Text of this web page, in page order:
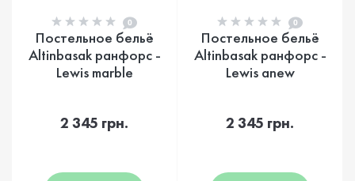
0
Постельное бельё
Altinbasak ранфорс -
Lewis marble
2 345 грн.
0
Постельное бельё
Altinbasak ранфорс -
Lewis anew
2 345 грн.